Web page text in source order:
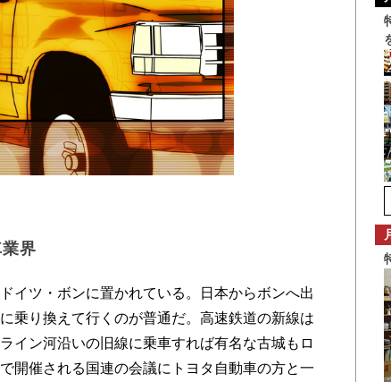
界
イツ・ボンに置かれている。日本からボンへ出
乗り換えて行くのが普通だ。高速鉄道の新線は
イン河沿いの旧線に乗車すれば有名な古城もロ
開催される国連の会議にトヨタ自動車の方と一